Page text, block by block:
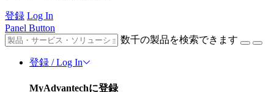
登録 Log In
Panel Button
数千の製品を検索できます
登録 / Log In
MyAdvantechに登録